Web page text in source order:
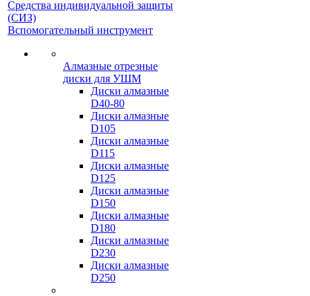
Средства индивидуальной защиты
(СИЗ)
Вспомогательный инструмент
Алмазные отрезные
диски для УШМ
Диски алмазные
D40-80
Диски алмазные
D105
Диски алмазные
D115
Диски алмазные
D125
Диски алмазные
D150
Диски алмазные
D180
Диски алмазные
D230
Диски алмазные
D250